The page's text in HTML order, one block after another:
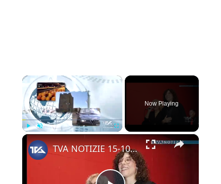
×
Play Unmute
Now Playing
×
TVA NOTIZIE 15-10-25